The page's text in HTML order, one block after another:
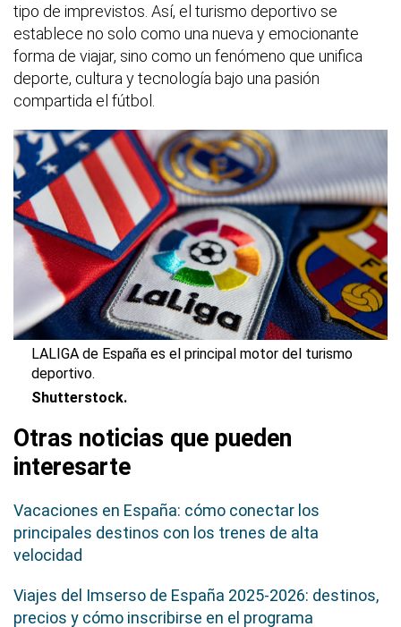
tipo de imprevistos. Así, el turismo deportivo se
establece no solo como una nueva y emocionante
forma de viajar, sino como un fenómeno que unifica
deporte, cultura y tecnología bajo una pasión
compartida el fútbol.
LALIGA de España es el principal motor del turismo
deportivo.
Shutterstock.
Otras noticias que pueden
interesarte
Vacaciones en España: cómo conectar los
principales destinos con los trenes de alta
velocidad
Viajes del Imserso de España 2025-2026: destinos,
precios y cómo inscribirse en el programa